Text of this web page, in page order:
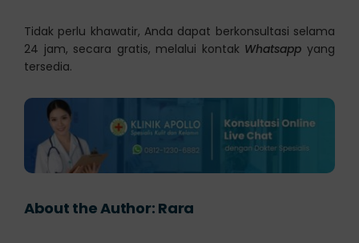
Tidak perlu khawatir, Anda dapat berkonsultasi selama
24 jam, secara gratis, melalui kontak Whatsapp yang
tersedia.
About the Author: Rara